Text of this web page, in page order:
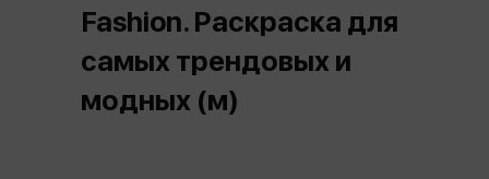
Fashion. Раскраска для
самых трендовых и
модных (м)